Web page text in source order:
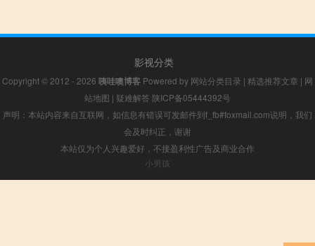
影视分类
Copyright © 2012 - 2026 咦哇噢博客 Powered by 网站分类目录 | 精选推荐文章 | 网
站地图 | 疑难解答 陕ICP备05444392号
声明：本站内容来自互联网，如信息有错误可发邮件到f_fb#foxmail.com说明，我们
会及时纠正，谢谢
本站仅为个人兴趣爱好，不接盈利性广告及商业合作
小男孩